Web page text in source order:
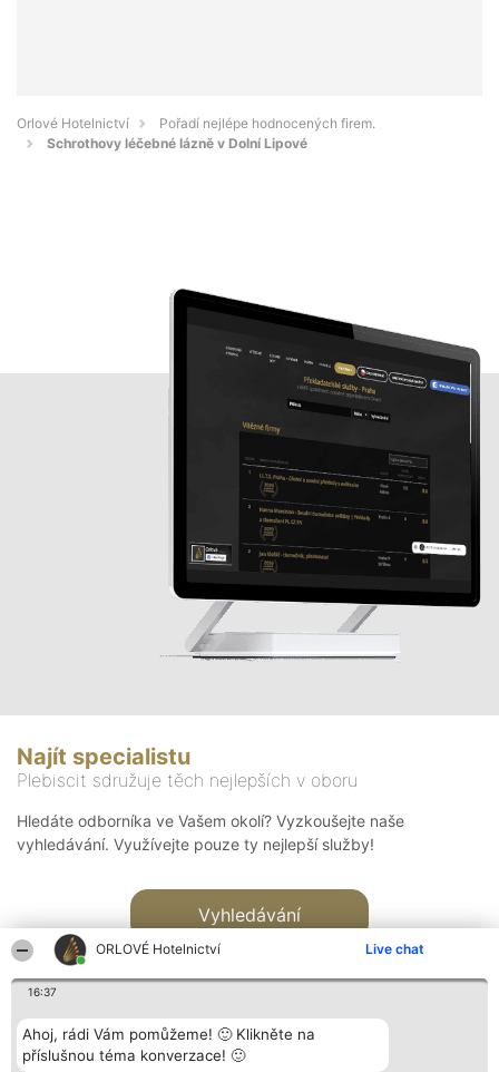
ORLOVÉ Hotelnictví Live chat
16:37
Ahoj, rádi Vám pomůžeme! 🙂 Klikněte na
příslušnou téma konverzace! 🙂
Orlové Hotelnictví
Pořadí nejlépe hodnocených firem.
Schrothovy léčebné lázně v Dolní Lipové
Najít specialistu
Plebiscit sdružuje těch nejlepších v oboru
Hledáte odborníka ve Vašem okolí? Vyzkoušejte naše
vyhledávání. Využívejte pouze ty nejlepší služby!
Vyhledávání